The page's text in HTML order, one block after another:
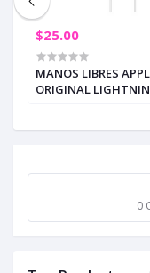
0
$25.00
MANOS LIBRES
ORIGINAL